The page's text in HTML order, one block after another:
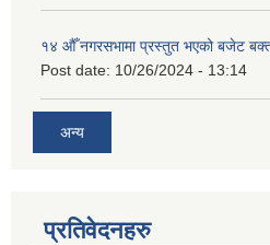
१४ औँ नगरसभामा प्रस्तुत भएको बजेट
Post date: 10/26/2024 - 13:14
अन्य
प्रतिवेदनहरु